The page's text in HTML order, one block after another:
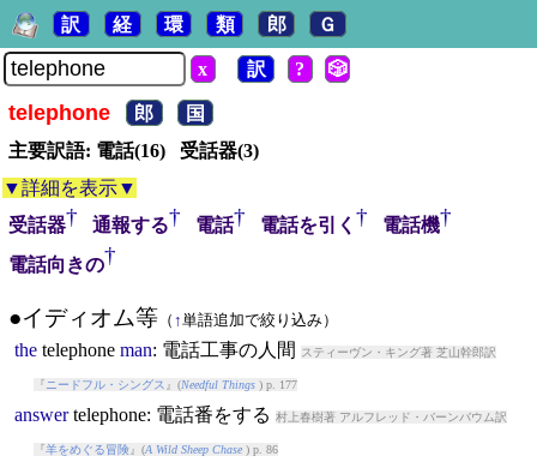
訳 経 環 類 郎 Ｇ
x 訳 ? 🎲
telephone 郎
国
主要訳語: 電話(16) 受話器(3)
▼詳細を表示▼
受話器† 通報する† 電話† 電話を引く † 電話機†
電話向きの†
●イディオム等（ ↑単語追加で絞り込み）
the telephone man: 電話工事の人間 スティーヴン・キング著 芝山幹郎訳
『 ニードフル・シングス 』(Needful Things) p. 177
answer telephone: 電話番をする 村上春樹著 アルフレッド・バーンバウム訳
『羊をめぐる冒険』(A Wild Sheep Chase) p. 86